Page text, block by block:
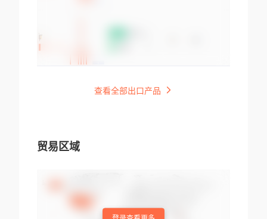
查看全部出口产品
贸易区域